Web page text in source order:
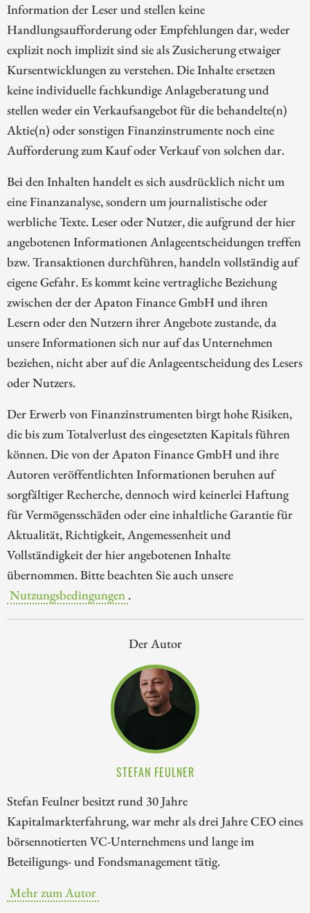
Information der Leser und stellen keine
Handlungsaufforderung oder Empfehlungen dar, weder
explizit noch implizit sind sie als Zusicherung etwaiger
Kursentwicklungen zu verstehen. Die Inhalte ersetzen
keine individuelle fachkundige Anlageberatung und
stellen weder ein Verkaufsangebot für die behandelte(n)
Aktie(n) oder sonstigen Finanzinstrumente noch eine
Aufforderung zum Kauf oder Verkauf von solchen dar.
Bei den Inhalten handelt es sich ausdrücklich nicht um
eine Finanzanalyse, sondern um journalistische oder
werbliche Texte. Leser oder Nutzer, die aufgrund der hier
angebotenen Informationen Anlageentscheidungen treffen
bzw. Transaktionen durchführen, handeln vollständig auf
eigene Gefahr. Es kommt keine vertragliche Beziehung
zwischen der der Apaton Finance GmbH und ihren
Lesern oder den Nutzern ihrer Angebote zustande, da
unsere Informationen sich nur auf das Unternehmen
beziehen, nicht aber auf die Anlageentscheidung des Lesers
oder Nutzers.
Der Erwerb von Finanzinstrumenten birgt hohe Risiken,
die bis zum Totalverlust des eingesetzten Kapitals führen
können. Die von der Apaton Finance GmbH und ihre
Autoren veröffentlichten Informationen beruhen auf
sorgfältiger Recherche, dennoch wird keinerlei Haftung
für Vermögensschäden oder eine inhaltliche Garantie für
Aktualität, Richtigkeit, Angemessenheit und
Vollständigkeit der hier angebotenen Inhalte
übernommen. Bitte beachten Sie auch unsere
Nutzungsbedingungen .
Der Autor
STEFAN FEULNER
Stefan Feulner besitzt rund 30 Jahre
Kapitalmarkterfahrung, war mehr als drei Jahre CEO eines
börsennotierten VC-Unternehmens und lange im
Beteiligungs- und Fondsmanagement tätig.
Mehr zum Autor